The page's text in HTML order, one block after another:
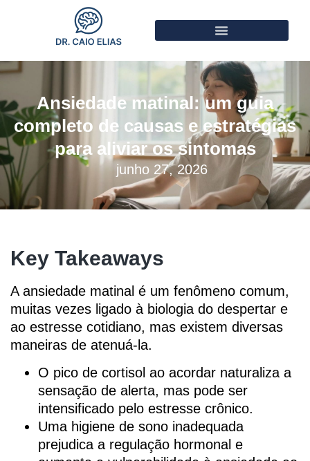
Ansiedade matinal: um guia
completo de causas e estratégias
para aliviar os sintomas
junho 27, 2026
Key Takeaways
A ansiedade matinal é um fenômeno comum,
muitas vezes ligado à biologia do despertar e
ao estresse cotidiano, mas existem diversas
maneiras de atenuá-la.
O pico de cortisol ao acordar naturaliza a
sensação de alerta, mas pode ser
intensificado pelo estresse crônico.
Uma higiene de sono inadequada
prejudica a regulação hormonal e